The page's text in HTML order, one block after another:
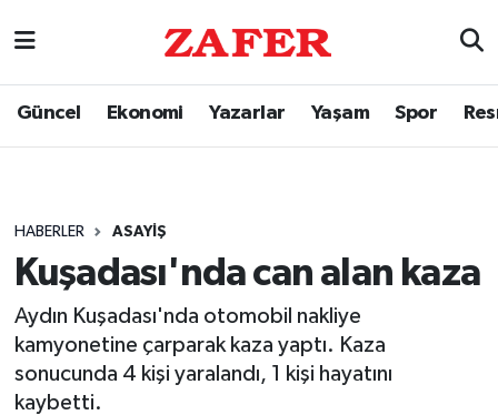
Güncel Ekonomi Yazarlar Yaşam Spor
HABERLER ASAYIŞ
Kuşadası'nda can alan kaza
Aydın Kuşadası'nda otomobil nakliye
kamyonetine çarparak kaza yaptı. Kaza
sonucunda 4 kişi yaralandı, 1 kişi hayatını
kaybetti.